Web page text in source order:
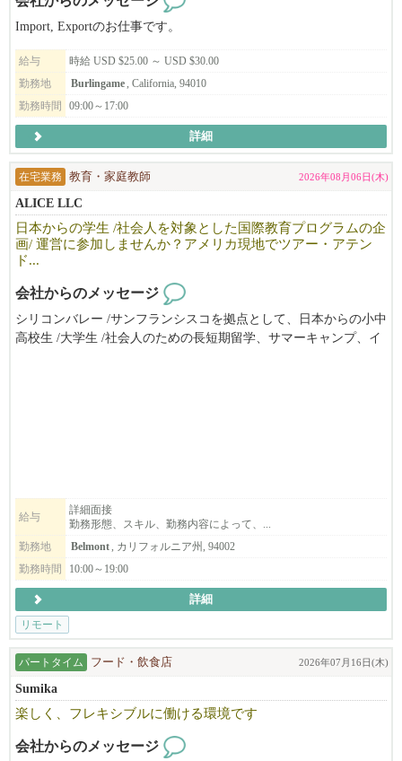
◆◇働きやすい環境面も完備！
既定の休暇・勤務時間を遵守する事が法律で定められており、
っています。
若手～中堅問わず、全員が働きやすい環境整備を、
会社として推進し、常にブラッシュアップしているんです！
なんと、年間最大​14日間のリフレッシュ休暇、2週間程度のバケー
ションを皆さん楽しんでます！
━━━━━━━━━━━━━━━━━━━━
◆◇オシャレに『笑顔』で働ける！
煙がもくもくのラーメン店や、所々汚い居酒屋…等、
そういったブランドは当社には１店舗もありません。
流行の最先端とも評される立地でも展開をしているから、
味だけでなくそういった部分にも随所にこだわりが多数！
そんな社風や条件が揃っているから、
キャリアアップを目指す方にも最適なタイミングです。
◆◇経験を活かし、新たな学びもある職場
ラーメンや居酒屋（個人店・チェーン店問わず）…など、
弊社展開ブランドに近い経験を持つ者から、多様な経験を経て、
マネージャーに就任している者…など、様々なスタッフが在籍し
活躍中！
◆◇ビザ取得に際し、経験ジャンルの部分での規定もあります為、
応募・面接時に詳細のお話しをさせていただければと思います
が、
ご自身の経験を活かせ、実践の中で新たな学びを感じられる職場
味・食材を含めクオリティにこだわる店舗を展開中だから、
Import, Exportのお仕事です。
給与
時給 USD $25.00 ～ USD $30.00
勤務地
Burlingame , California, 94010
勤務時間
09:00～17:00
詳細
在宅業務 教育・家庭教師 2026年08月06日(木)
ALICE LLC
日本からの学生 /社会人を対象とした国際教育プログラムの企
画/ 運営に参加しませんか？アメリカ現地でツアー・アテン
ド...
会社からのメッセージ
シリコンバレー /サンフランシスコを拠点として、日本からの小中
高校生 /大学生 /社会人のための長短期留学、サマーキャンプ、イ
は在住経験のある方も歓迎、日本からでもリモートでお仕事して
頂けます。
給与
詳細面接
勤務形態、スキル、勤務内容によって、...
勤務地
Belmont, カリフォルニア州, 94002
勤務時間
10:00～19:00
詳細
リモート
パートタイム フード・飲食店 2026年07月16日(木)
Sumika
楽しく、フレキシブルに働ける環境です
会社からのメッセージ